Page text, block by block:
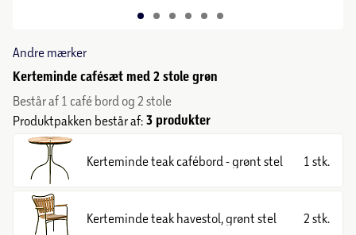
Andre mærker
Kerteminde cafésæt med 2 stole grøn
Består af 1 café bord og 2 stole
Produktpakken består af: 3 produkter
Kerteminde teak cafébord - grønt stel 1 stk.
Kerteminde teak havestol, grønt stel 2 stk.